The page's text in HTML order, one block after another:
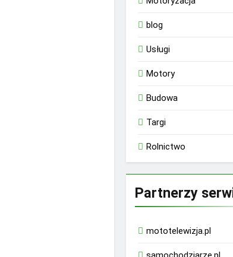
blog
Usługi
Motory
Budowa
Targi
Rolnictwo
Partnerzy
mototelewizja.pl